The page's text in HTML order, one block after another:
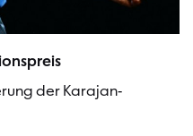
der Karajan-